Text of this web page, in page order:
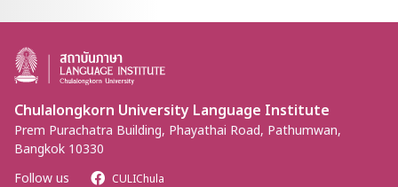
Chulalongkorn University Language Institute
Prem Purachatra Building, Phayathai Road, Pathumwan,
Bangkok 10330
Follow us
CULIChula